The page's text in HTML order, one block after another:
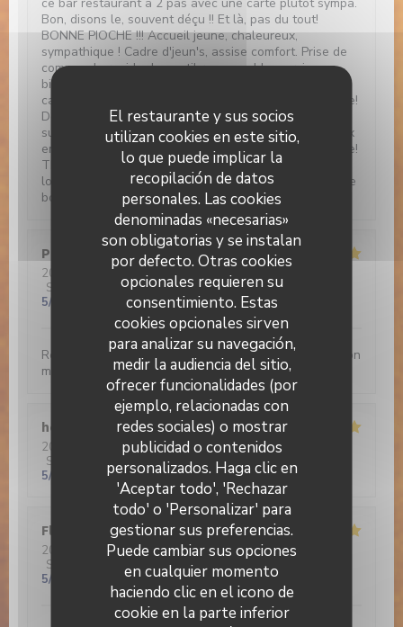
El restaurante y sus socios
utilizan cookies en este sitio,
lo que puede implicar la
recopilación de datos
personales. Las cookies
denominadas «necesarias»
son obligatorias y se instalan
por defecto. Otras cookies
opcionales requieren su
consentimiento. Estas
cookies opcionales sirven
para analizar su navegación,
medir la audiencia del sitio,
ofrecer funcionalidades (por
ejemplo, relacionadas con
redes sociales) o mostrar
publicidad o contenidos
personalizados. Haga clic en
'Aceptar todo', 'Rechazar
todo' o 'Personalizar' para
gestionar sus preferencias.
Puede cambiar sus opciones
en cualquier momento
haciendo clic en el icono de
cookie en la parte inferior
Bon, disons le, souvent déçu !! Et là, pas du tout!
BONNE PIOCHE !!! Accueil jeune, chaleureux,
sympathique ! Cadre d'jeun's, assise comfort. Prise de
commande rapide du gentil responsable, service
bienveillant de la nouvelle, Charlotte 😉👍! Et, a la
carte, de la daube !!! Non, non, ce n'est pas une insulte!
De la véritable daube provençale !On commande bien
sur, et pour être sûr d'être vraiment en Provence, deux
entrées: salade provençale et pissaladière. Sans faute!
TRES BON! Notre conseil de gastronomie en culottés
longues, COURREZ-Y!!! Vous y passerez un moment de
bonheur papillaire!
Philippe
2026-03-16
- 20:00 - Invitados 4
Servicio
Ambiente: 4/5 Menú:5/5 Calidad / Precio
5/5
Restaurant chaleureux servant une cuisine d’inspiration
méditerranéenne savoureuse
henri
2026-02-21
- 13:00 - Invitados 6
Servicio
/5 Ambiente: 5/5 Menú:5/5 Calidad / Precio
5/5
Florence G
2026-02-20- 13:00 - Invitados 2
Servicio
Ambiente: 5 /5 Menú: 5/5 Calidad / Precio
5/5
Brasserie Valma